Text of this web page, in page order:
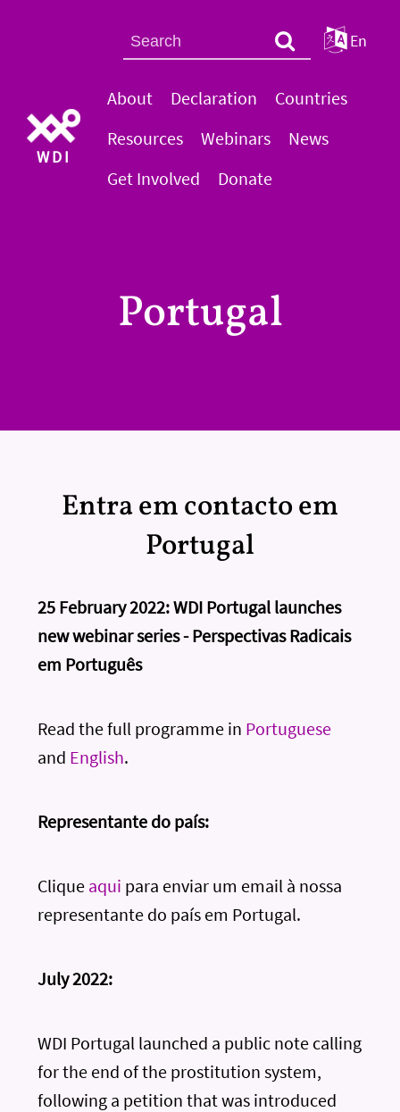
WDI
About Declaration
Countries
Resources
Webinars
News
Get Involved
Donate
En
Portugal
Entra em contacto em
Portugal
25 February 2022: WDI Portugal launches
new webinar series - Perspectivas Radicais
em Português
Read the full programme in Portuguese
and English.
Representante do país:
Clique aqui para enviar um email à nossa
representante do país em Portugal.
July 2022:
WDI Portugal launched a public note calling
for the end of the prostitution system,
following a petition that was introduced